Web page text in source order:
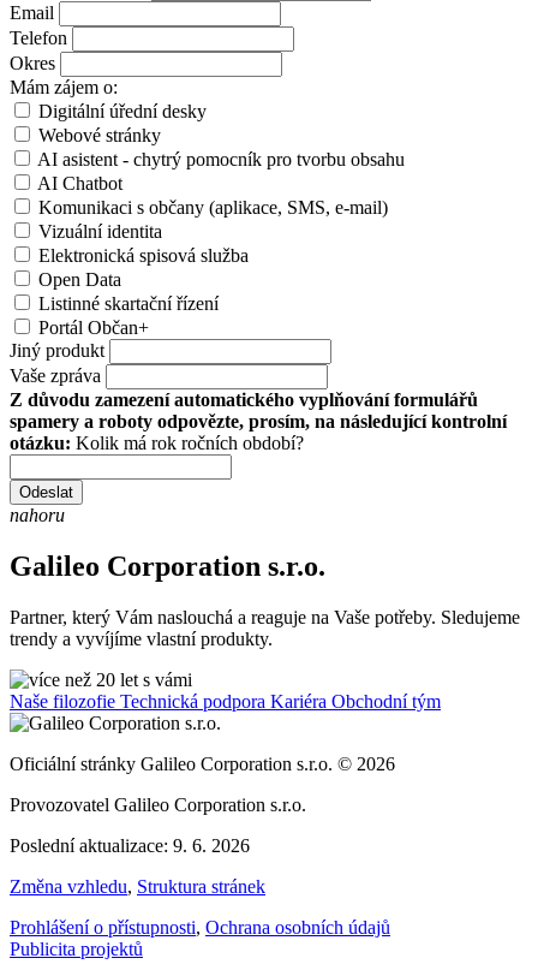
Email
Telefon
Okres
Mám zájem o:
Digitální úřední desky
Webové stránky
AI asistent - chytrý pomocník pro tvorbu obsahu
AI Chatbot
Komunikaci s občany (aplikace, SMS, e-mail)
Vizuální identita
Elektronická spisová služba
Open Data
Listinné skartační řízení
Portál Občan+
Jiný produkt
Vaše zpráva
Z důvodu zamezení automatického vyplňování formulářů
spamery a roboty odpovězte, prosím, na následující kontrolní
otázku: Kolik má rok ročních období?
Odeslat
nahoru
Galileo Corporation s.r.o.
Partner, který Vám naslouchá a reaguje na Vaše potřeby. Sledujeme
trendy a vyvíjíme vlastní produkty.
Naše filozofie Technická podpora Kariéra Obchodní tým
Oficiální stránky Galileo Corporation s.r.o. © 2026
Provozovatel Galileo Corporation s.r.o.
Poslední aktualizace: 9. 6. 2026
Změna vzhledu, Struktura stránek
Prohlášení o přístupnosti, Ochrana osobních údajů
Publicita projektů